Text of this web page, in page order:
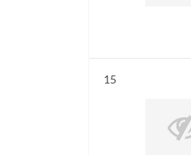
Résultat n°
15